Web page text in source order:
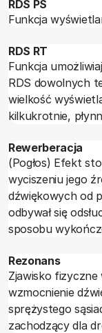
RDS PS
Funkcja
RDS RT
Funkcja
RDS dowolnych
wielkość
kilkukrotnie,
Rewerberacja
(Pogłos) Efekt
wyciszeniu jego
dźwiękowych od
odbywał się
sposobu
Rezonans
Zjawisko
wzmocnienie
sprężystego
zachodzący dla